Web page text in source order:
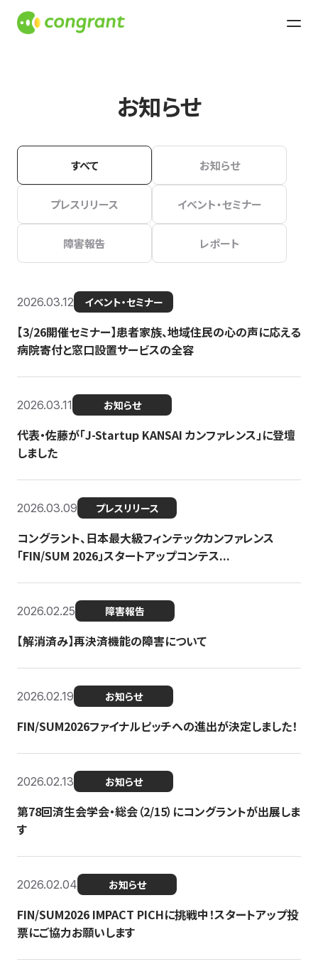
お知らせ
すべて お知らせ
プレスリリース イベント・セミナー
障害報告 レポート
2026.03.12 イベント・セミナー
【3/26開催セミナー】患者家族、地域住民の心の声に応える
病院寄付と窓口設置サービスの全容
2026.03.11 お知らせ
代表・佐藤が「J-Startup KANSAI カンファレンス」に登壇
しました
2026.03.09 プレスリリース
コングラント、日本最大級フィンテックカンファレンス
「FIN/SUM 2026」スタートアップコンテス...
2026.02.25 障害報告
【解消済み】再決済機能の障害について
2026.02.19 お知らせ
FIN/SUM2026ファイナルピッチへの進出が決定しました！
2026.02.13 お知らせ
第78回済生会学会・総会（2/15）にコングラントが出展しま
す
2026.02.04 お知らせ
FIN/SUM2026 IMPACT PICHに挑戦中！スタートアップ投
票にご協力お願いします